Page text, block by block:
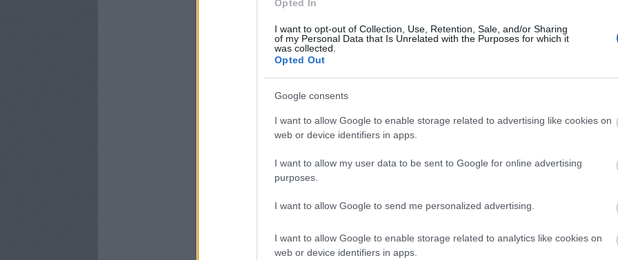
Opted In
I want to opt-out of Collection, Use, Retention, Sale, and/or Sharing
of my Personal Data that Is Unrelated with the Purposes for which it
was collected.
Opted Out
Google consents
I want to allow Google to enable storage related to advertising like cookies on
web or device identifiers in apps.
I want to allow my user data to be sent to Google for online advertising
purposes.
I want to allow Google to send me personalized advertising.
I want to allow Google to enable storage related to analytics like cookies on
web or device identifiers in apps.